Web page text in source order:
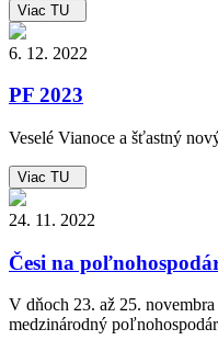
Viac TU
6. 12. 2022
PF 2023
Veselé Vianoce a šťastný
Viac TU
24. 11. 2022
Česi na
V dňoch 23. až 25.
medzinárodný